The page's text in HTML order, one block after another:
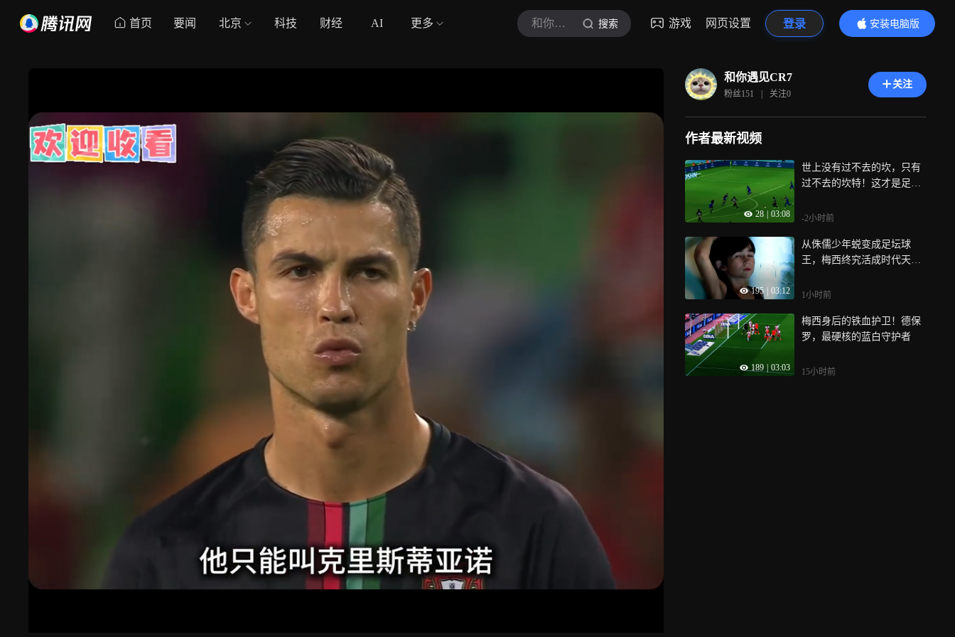
首页 要闻 北京 科技 财经 AI 更多 和你遇见CR7 搜索 游戏 网页设置 登录
安装电脑版
内容更精彩
和你遇见CR7
粉丝151 | 关注0
关注
作者最新视频
28 03:08
世上没有过不去的坎，只有
过不去的坎特！这才是足坛
-2小时前
195 03:12
从侏儒少年蜕变成足坛球
王，梅西终究活成时代天花
1小时前
189 03:03
梅西身后的铁血护卫！德保
罗，最硬核的蓝白守护者
15小时前